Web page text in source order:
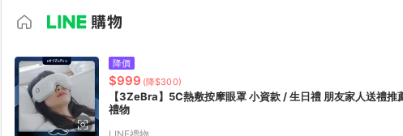
降價
$999 (降$300)
【3ZeBra】5C熱敷按摩眼罩 小資款 / 生日禮 朋友家人送禮推
禮物